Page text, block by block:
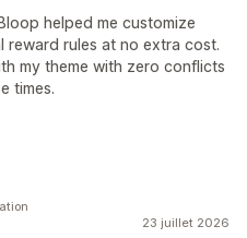
helped me customize
rules at no extra cost.
my theme with zero conflicts
times.
23 juillet 2026